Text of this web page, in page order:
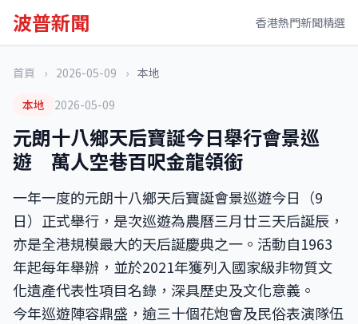
波普新聞 香港熱門新聞精選
首頁 › 2026-05-09 › 本地
本地
2026-05-09
元朗十八鄉天后寶誕今日舉行會景巡
遊 萬人空巷百呎金龍領銜
一年一度的元朗十八鄉天后寶誕會景巡遊今日（9
日）正式舉行，是次巡遊為農曆三月廿三天后誕辰，
亦是全港規模最大的天后誕慶典之一。活動自1963
年起每年舉辦，並於2021年獲列入國家級非物質文
化遺產代表性項目名錄，深具歷史及文化意義。
今年巡遊陣容鼎盛，逾三十個花炮會及民俗表演隊伍